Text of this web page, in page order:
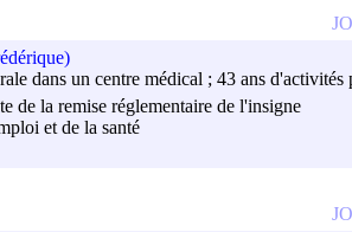
dans un centre médical ; 43 ans d'activités
de la remise réglementaire de l'insigne
et de la santé